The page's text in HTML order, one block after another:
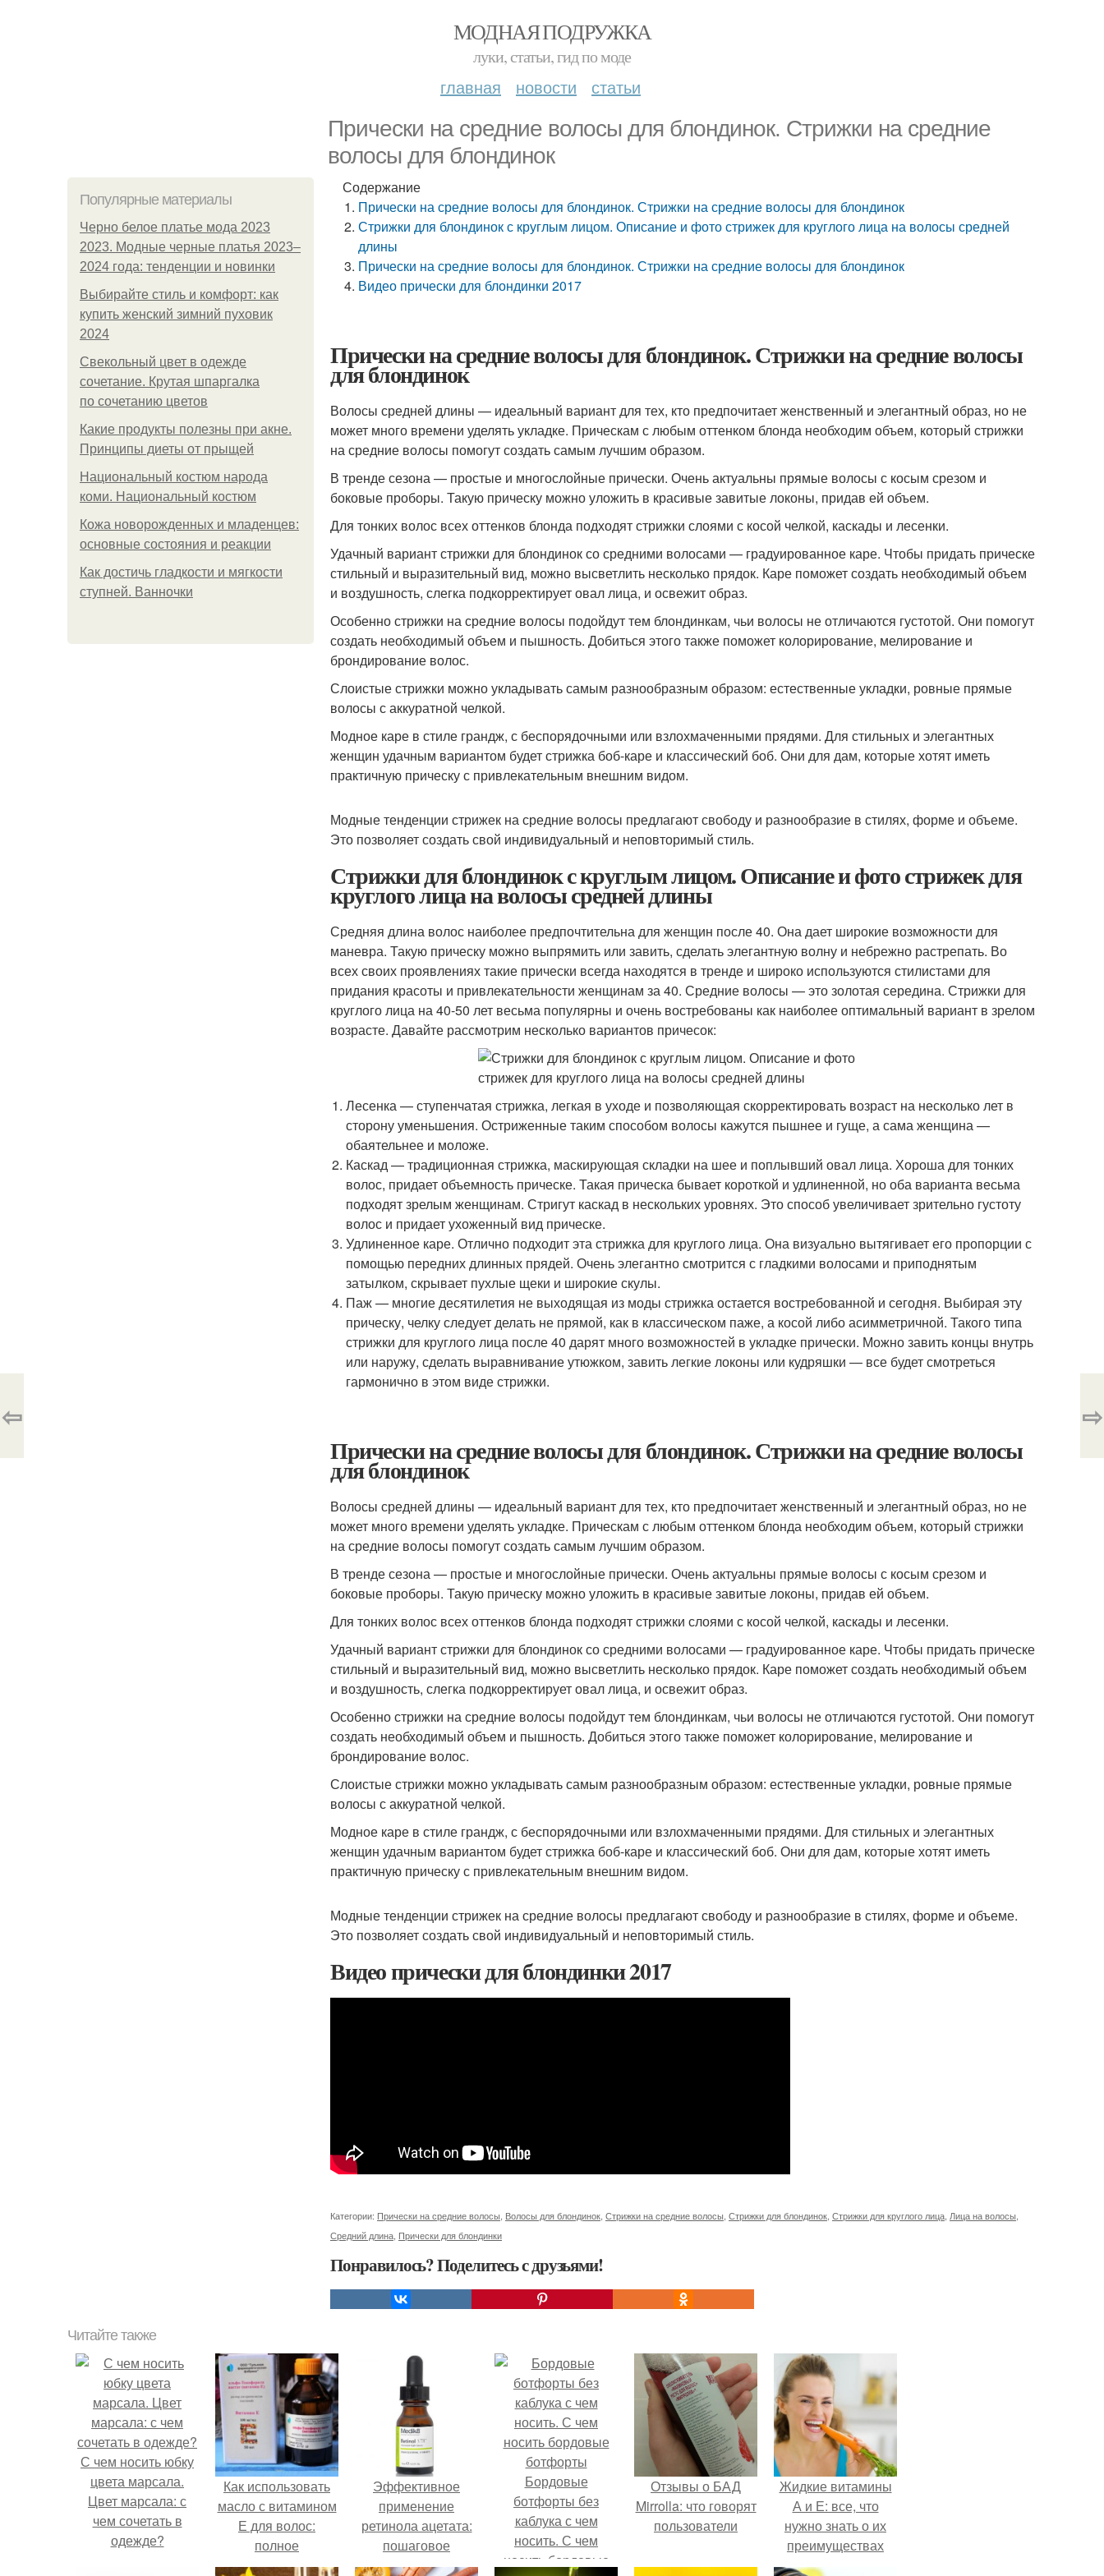
МОДНАЯ ПОДРУЖКА
луки, статьи, гид по моде
главная новости статьи
Прически на средние волосы для блондинок. Стрижки на средние
волосы для блондинок
Популярные материалы
Черно белое платье мода 2023
2023. Модные черные платья 2023–
2024 года: тенденции и новинки
Выбирайте стиль и комфорт: как
купить женский зимний пуховик
2024
Свекольный цвет в одежде
сочетание. Крутая шпаргалка
по сочетанию цветов
Какие продукты полезны при акне.
Принципы диеты от прыщей
Национальный костюм народа
коми. Национальный костюм
Кожа новорожденных и младенцев:
основные состояния и реакции
Как достичь гладкости и мягкости
ступней. Ванночки
Содержание
Прически на средние волосы для блондинок. Стрижки на средние волосы для блондинок
Стрижки для блондинок с круглым лицом. Описание и фото стрижек для круглого лица на волосы средней
длины
Прически на средние волосы для блондинок. Стрижки на средние волосы для блондинок
Видео прически для блондинки 2017
Прически на средние волосы для блондинок. Стрижки на средние волосы
для блондинок
Волосы средней длины — идеальный вариант для тех, кто предпочитает женственный и элегантный образ, но не
может много времени уделять укладке. Прическам с любым оттенком блонда необходим объем, который стрижки
на средние волосы помогут создать самым лучшим образом.
В тренде сезона — простые и многослойные прически. Очень актуальны прямые волосы с косым срезом и
боковые проборы. Такую прическу можно уложить в красивые завитые локоны, придав ей объем.
Для тонких волос всех оттенков блонда подходят стрижки слоями с косой челкой, каскады и лесенки.
Удачный вариант стрижки для блондинок со средними волосами — градуированное каре. Чтобы придать прическе
стильный и выразительный вид, можно высветлить несколько прядок. Каре поможет создать необходимый объем
и воздушность, слегка подкорректирует овал лица, и освежит образ.
Особенно стрижки на средние волосы подойдут тем блондинкам, чьи волосы не отличаются густотой. Они помогут
создать необходимый объем и пышность. Добиться этого также поможет колорирование, мелирование и
брондирование волос.
Слоистые стрижки можно укладывать самым разнообразным образом: естественные укладки, ровные прямые
волосы с аккуратной челкой.
Модное каре в стиле грандж, с беспорядочными или взлохмаченными прядями. Для стильных и элегантных
женщин удачным вариантом будет стрижка боб-каре и классический боб. Они для дам, которые хотят иметь
практичную прическу с привлекательным внешним видом.
Модные тенденции стрижек на средние волосы предлагают свободу и разнообразие в стилях, форме и объеме.
Это позволяет создать свой индивидуальный и неповторимый стиль.
Стрижки для блондинок с круглым лицом. Описание и фото стрижек для
круглого лица на волосы средней длины
Средняя длина волос наиболее предпочтительна для женщин после 40. Она дает широкие возможности для
маневра. Такую прическу можно выпрямить или завить, сделать элегантную волну и небрежно растрепать. Во
всех своих проявлениях такие прически всегда находятся в тренде и широко используются стилистами для
придания красоты и привлекательности женщинам за 40. Средние волосы — это золотая середина. Стрижки для
круглого лица на 40-50 лет весьма популярны и очень востребованы как наиболее оптимальный вариант в зрелом
возрасте. Давайте рассмотрим несколько вариантов причесок:
Лесенка — ступенчатая стрижка, легкая в уходе и позволяющая скорректировать возраст на несколько лет в
сторону уменьшения. Остриженные таким способом волосы кажутся пышнее и гуще, а сама женщина —
обаятельнее и моложе.
Каскад — традиционная стрижка, маскирующая складки на шее и поплывший овал лица. Хороша для тонких
волос, придает объемность прическе. Такая прическа бывает короткой и удлиненной, но оба варианта весьма
подходят зрелым женщинам. Стригут каскад в нескольких уровнях. Это способ увеличивает зрительно густоту
волос и придает ухоженный вид прическе.
Удлиненное каре. Отлично подходит эта стрижка для круглого лица. Она визуально вытягивает его пропорции с
помощью передних длинных прядей. Очень элегантно смотрится с гладкими волосами и приподнятым
затылком, скрывает пухлые щеки и широкие скулы.
Паж — многие десятилетия не выходящая из моды стрижка остается востребованной и сегодня. Выбирая эту
прическу, челку следует делать не прямой, как в классическом паже, а косой либо асимметричной. Такого типа
стрижки для круглого лица после 40 дарят много возможностей в укладке прически. Можно завить концы внутрь
или наружу, сделать выравнивание утюжком, завить легкие локоны или кудряшки — все будет смотреться
гармонично в этом виде стрижки.
Прически на средние волосы для блондинок. Стрижки на средние волосы
для блондинок
Волосы средней длины — идеальный вариант для тех, кто предпочитает женственный и элегантный образ, но не
может много времени уделять укладке. Прическам с любым оттенком блонда необходим объем, который стрижки
на средние волосы помогут создать самым лучшим образом.
В тренде сезона — простые и многослойные прически. Очень актуальны прямые волосы с косым срезом и
боковые проборы. Такую прическу можно уложить в красивые завитые локоны, придав ей объем.
Для тонких волос всех оттенков блонда подходят стрижки слоями с косой челкой, каскады и лесенки.
Удачный вариант стрижки для блондинок со средними волосами — градуированное каре. Чтобы придать прическе
стильный и выразительный вид, можно высветлить несколько прядок. Каре поможет создать необходимый объем
и воздушность, слегка подкорректирует овал лица, и освежит образ.
Особенно стрижки на средние волосы подойдут тем блондинкам, чьи волосы не отличаются густотой. Они помогут
создать необходимый объем и пышность. Добиться этого также поможет колорирование, мелирование и
брондирование волос.
Слоистые стрижки можно укладывать самым разнообразным образом: естественные укладки, ровные прямые
волосы с аккуратной челкой.
Модное каре в стиле грандж, с беспорядочными или взлохмаченными прядями. Для стильных и элегантных
женщин удачным вариантом будет стрижка боб-каре и классический боб. Они для дам, которые хотят иметь
практичную прическу с привлекательным внешним видом.
Модные тенденции стрижек на средние волосы предлагают свободу и разнообразие в стилях, форме и объеме.
Это позволяет создать свой индивидуальный и неповторимый стиль.
Видео прически для блондинки 2017
Категории: Прически на средние волосы Волосы для блондинок Стрижки на средние волосы Стрижки для блондинок Стрижки для круглого лица Лица на волосы
Средний длина Прически для блондинки
Понравилось? Поделитесь с друзьями!
⇦ ⇨
Читайте также
С чем носить юбку
цвета марсала.
Цвет марсала: с
чем сочетать в
одежде?
Как использовать
масло с витамином
Е для волос:
полное
руководство
Эффективное
применение
ретинола ацетата:
пошаговое
руководство
Бордовые
ботфорты без
каблука с чем
носить. С чем
носить бордовые
Отзывы о БАД
Mirrolla: что говорят
пользователи
Жидкие витамины
А и Е: все, что
нужно знать о их
преимуществах